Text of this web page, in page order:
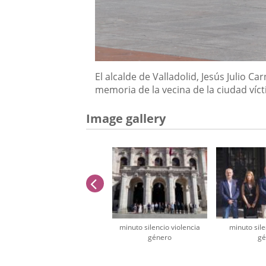
Descripción
El alcalde de Valladolid, Jesús Julio
memoria de la vecina de la ciudad
Image gallery
minuto silencio violencia
género
minuto
previus